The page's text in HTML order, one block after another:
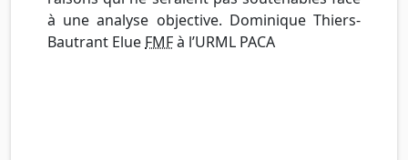
à une analyse objective. Dominique Thiers-
Bautrant Elue FMFà l’URML PACA